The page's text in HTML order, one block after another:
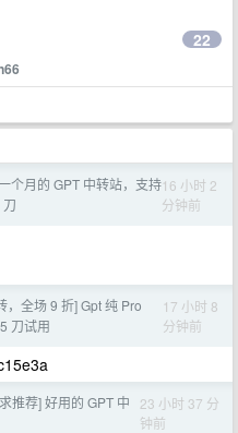
22
个月的 GPT 中转站，支持16 小时 2
分钟前
，全场 9 折] Gpt 纯 Pro
刀试用
17 小时 8
分钟前
推荐] 好用的 GPT 中
23 小时 37 分
钟前